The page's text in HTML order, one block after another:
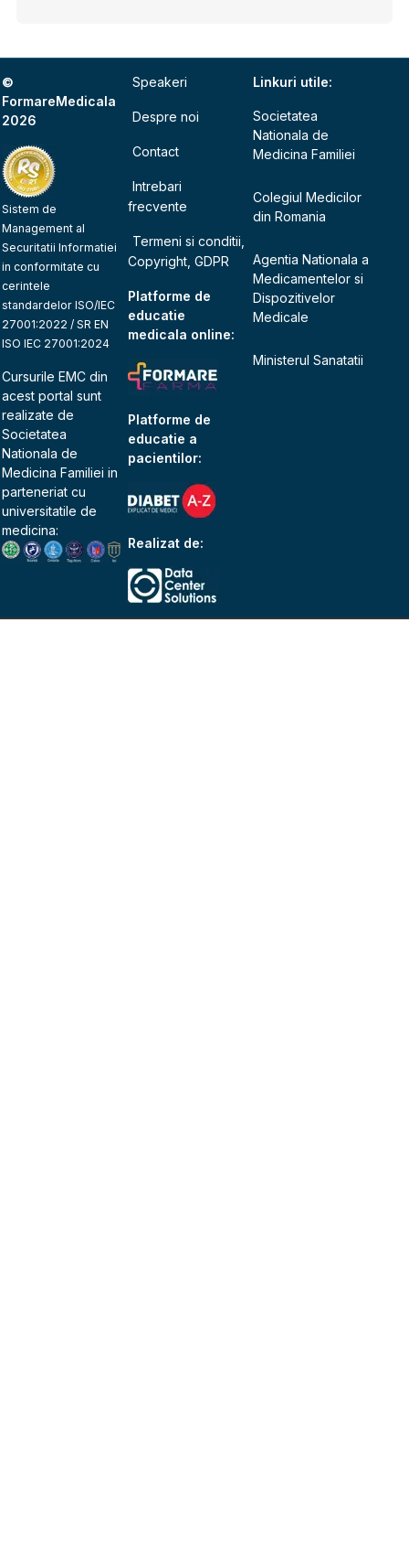
©
FormareMedicala
2026
Sistem de
Management al
Securitatii Informatiei
in conformitate cu
cerintele
standardelor ISO/IEC
27001:2022 / SR EN
ISO IEC 27001:2024
Cursurile EMC din
acest portal sunt
realizate de
Societatea
Nationala de
Medicina Familiei in
parteneriat cu
universitatile de
medicina:
Speakeri
Despre noi
Contact
Intrebari
frecvente
Termeni si conditii,
Copyright, GDPR
Platforme de
educatie
medicala online:
Platforme de
educatie a
pacientilor:
Realizat de:
Linkuri utile:
Societatea
Nationala de
Medicina Familiei
Colegiul Medicilor
din Romania
Agentia Nationala a
Medicamentelor si
Dispozitivelor
Medicale
Ministerul Sanatatii